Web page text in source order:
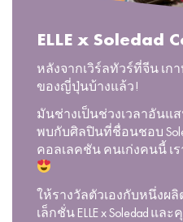
ELLE x Soledad
หลังจากเวิร์ลทัวร์ที่จีน เก
ของญี่ปุ่นบ้างแล้ว!
มันช่างเป็นช่วงเวลาอันแ
พบกับศิลปินที่ชื่อนชอบ
คอลเลคชัน คนเก่งคนนี้
ให้รางวัลตัวเองกับหนึ่ง
เล็กชั่น ELLE x Soledad